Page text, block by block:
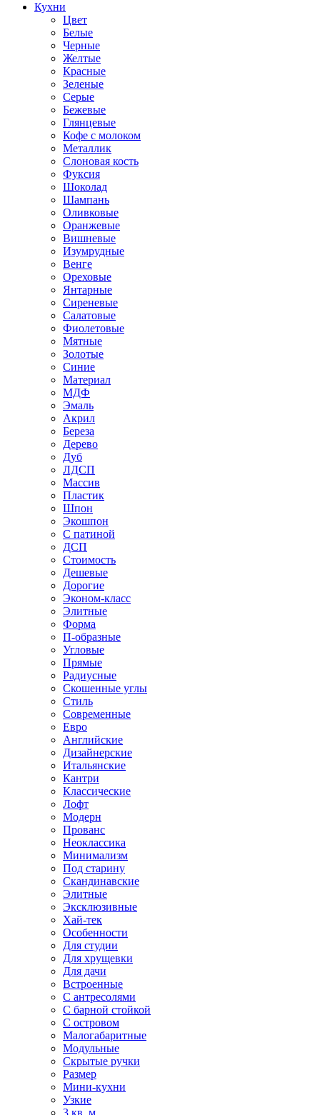
Кухни
Цвет
Белые
Черные
Желтые
Красные
Зеленые
Серые
Бежевые
Глянцевые
Кофе с молоком
Металлик
Слоновая кость
Фуксия
Шоколад
Шампань
Оливковые
Оранжевые
Вишневые
Изумрудные
Венге
Ореховые
Янтарные
Сиреневые
Салатовые
Фиолетовые
Мятные
Золотые
Синие
Материал
МДФ
Эмаль
Акрил
Береза
Дерево
Дуб
ЛДСП
Массив
Пластик
Шпон
Экошпон
С патиной
ДСП
Стоимость
Дешевые
Дорогие
Эконом-класс
Элитные
Форма
П-образные
Угловые
Прямые
Радиусные
Скошенные углы
Стиль
Современные
Евро
Английские
Дизайнерские
Итальянские
Кантри
Классические
Лофт
Модерн
Прованс
Неоклассика
Минимализм
Под старину
Скандинавские
Элитные
Эксклюзивные
Хай-тек
Особенности
Для студии
Для хрущевки
Для дачи
Встроенные
С антресолями
С барной стойкой
С островом
Малогабаритные
Модульные
Скрытые ручки
Размер
Мини-кухни
Узкие
3 кв. м.